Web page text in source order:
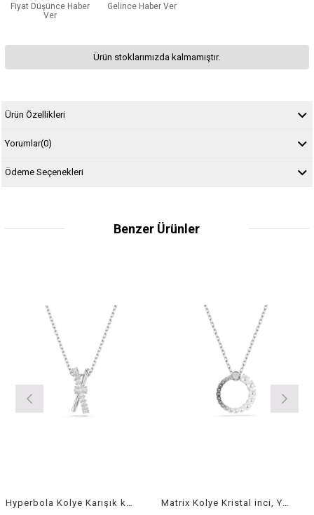
Fiyat Düşünce Haber
Ver
Gelince Haber Ver
Ürün stoklarımızda kalmamıştır.
Ürün Özellikleri
Yorumlar(0)
Ödeme Seçenekleri
Benzer Ürünler
Hyperbola Kolye Karışık kesimler, Sarmal, Beyaz, Rodyum kaplama Matrix Kolye Kristal inci, Yuvarlak kesim, Beyaz, Rodyum kaplama